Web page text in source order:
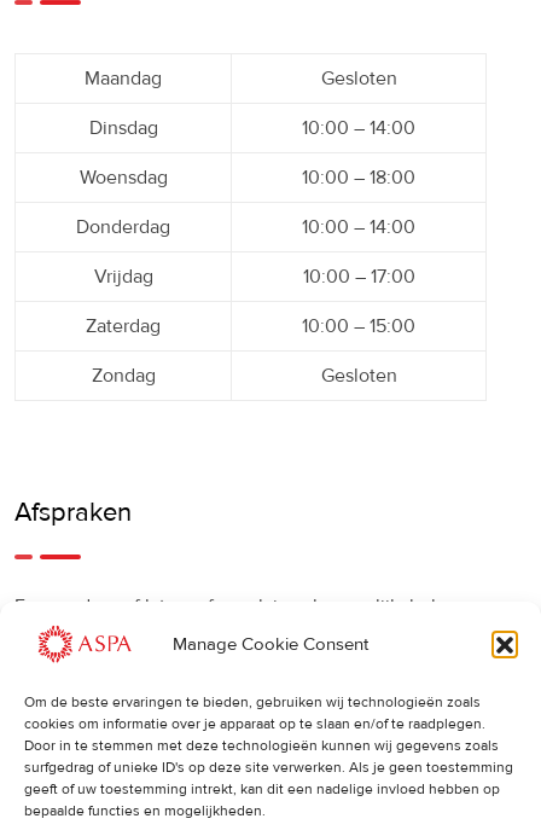
Manage Cookie Consent
Om de beste ervaringen te bieden, gebruiken wij technologieën zoals
cookies om informatie over je apparaat op te slaan en/of te raadplegen.
Door in te stemmen met deze technologieën kunnen wij gegevens zoals
surfgedrag of unieke ID's op deze site verwerken. Als je geen toestemming
geeft of uw toestemming intrekt, kan dit een nadelige invloed hebben op
bepaalde functies en mogelijkheden.
Maandag Gesloten
Dinsdag 10:00 – 14:00
Woensdag 10:00 – 18:00
Donderdag 10:00 – 14:00
Vrijdag 10:00 – 17:00
Zaterdag 10:00 – 15:00
Zondag Gesloten
Afspraken
Een eerdere of latere afspraak is ook mogelijk, bel ons
gerust.
Cancellations:
Indien u een afspraak wilt wijzigen of annuleren, vragen wij
u dit 24 uur van tevoren door te geven. Anders worden de